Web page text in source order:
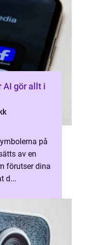
AI gör allt i
på
av en
förutser dina
d...